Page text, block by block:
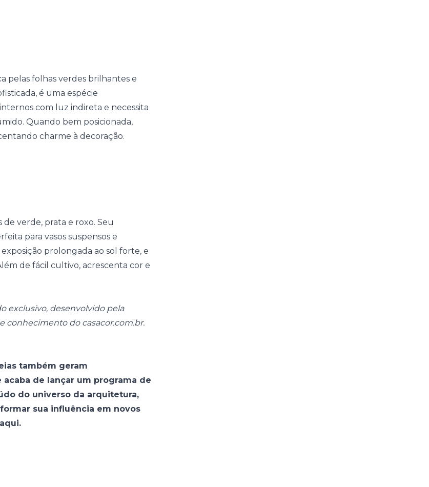
pelas folhas verdes brilhantes e
é uma espécie
com luz indireta e necessita
Quando bem posicionada,
charme à decoração.
verde, prata e roxo. Seu
para vasos suspensos e
prolongada ao sol forte, e
de fácil cultivo, acrescenta cor e
exclusivo, desenvolvido pela
conhecimento do casacor.com.br.
também geram
de lançar um programa de
do universo da arquitetura,
sua influência em novos
.